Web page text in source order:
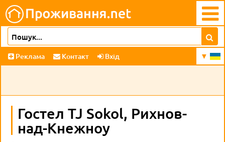
Реклама Контакт Вхід
Гостел TJ Sokol, Рихнов-
над-Кнежноу